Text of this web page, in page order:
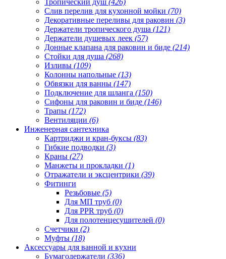
Слив перелив для кухонной мойки (70)
Декоративные переливы для раковин (3)
Держатели тропического душа (121)
Держатели душевых леек (57)
Донные клапана для раковин и биде (214)
Стойки для душа (268)
Изливы (109)
Колонны напольные (13)
Обвязки для ванны (147)
Подключение для шланга (150)
Сифоны для раковин и биде (146)
Трапы (172)
Вентиляции (6)
Инженерная сантехника
Картриджи и кран-буксы (83)
Гибкие подводки (3)
Краны (27)
Манжеты и прокладки (1)
Отражатели и эксцентрики (39)
Фитинги
Резьбовые (5)
Для МП труб (0)
Для PPR труб (0)
Для полотенцесушителей (0)
Счетчики (2)
Муфты (18)
Аксессуары для ванной и кухни
Бумагодержатели (336)